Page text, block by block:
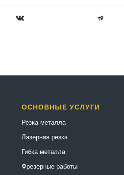
ОСНОВНЫЕ УСЛУГИ
Резка металла
Лазерная резка
Гибка металла
Фрезерные работы